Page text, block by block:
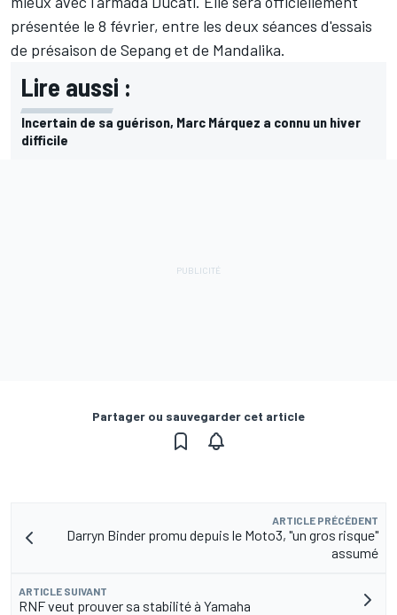
présentée le 8 février, entre les deux séances d'essais
de présaison de Sepang et de Mandalika.
Lire aussi :
Incertain de sa guérison, Marc Márquez a connu un hiver
difficile
Partager ou sauvegarder cet article
ARTICLE PRÉCÉDENT
Darryn Binder promu depuis le Moto3, "un gros risque"
assumé
ARTICLE SUIVANT
RNF veut prouver sa stabilité à Yamaha